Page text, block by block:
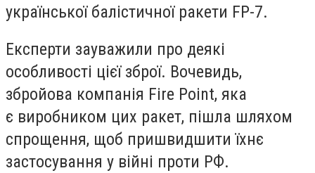
української балістичної ракети FP-7.
Експерти зауважили про деякі
особливості цієї зброї. Вочевидь,
збройова компанія Fire Point, яка
є виробником цих ракет, пішла шляхом
спрощення, щоб пришвидшити їхнє
застосування у війні проти РФ.